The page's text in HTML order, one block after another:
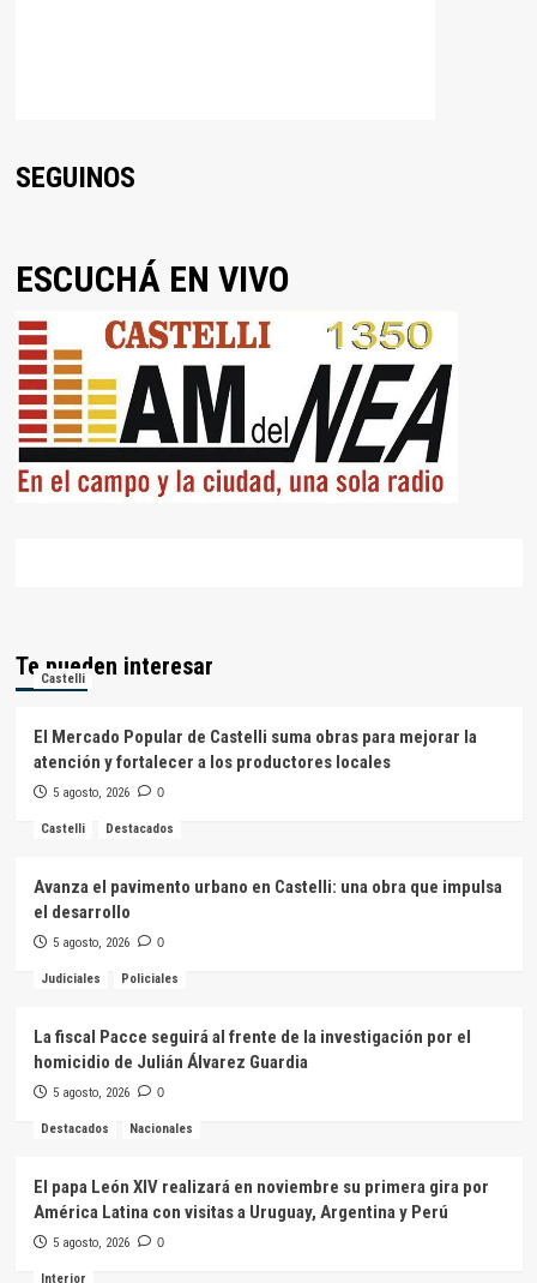
SEGUINOS
ESCUCHÁ EN VIVO
Te pueden interesar
Castelli
El Mercado Popular de Castelli suma obras para mejorar la
atención y fortalecer a los productores locales
5 agosto, 2026 0
Castelli Destacados
Avanza el pavimento urbano en Castelli: una obra que impulsa
el desarrollo
5 agosto, 2026 0
Judiciales Policiales
La fiscal Pacce seguirá al frente de la investigación por el
homicidio de Julián Álvarez Guardia
5 agosto, 2026 0
Destacados Nacionales
El papa León XIV realizará en noviembre su primera gira por
América Latina con visitas a Uruguay, Argentina y Perú
5 agosto, 2026 0
Interior